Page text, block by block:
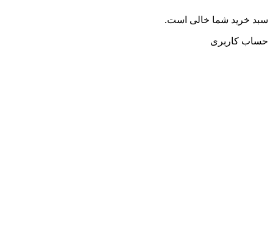
سبد خرید شما خالی است.
حساب کاربری